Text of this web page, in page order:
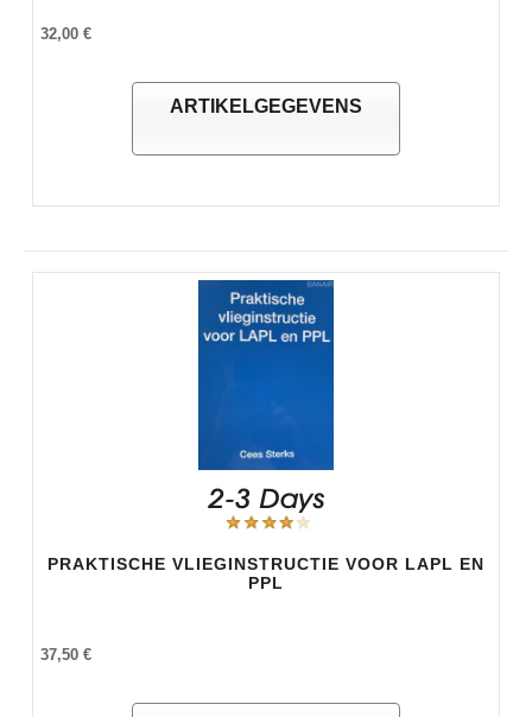
32,00 €
ARTIKELGEGEVENS
PRAKTISCHE VLIEGINSTRUCTIE VOOR LAPL EN
PPL
37,50 €